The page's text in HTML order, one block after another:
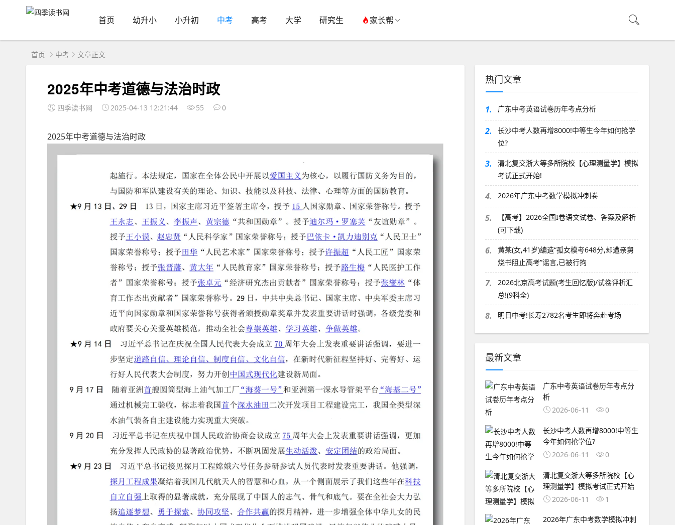
首页 幼升小 小升初 中考 高考 大学 研究生 家长帮
首页 中考 文章正文
2025年中考道德与法治时政
四季读书网 2025-04-13 12:21:44 55 0
2025年中考道德与法治时政
热门文章
1. 广东中考英语试卷历年考点分析
2.
长沙中考人数再增8000!中等生今年如何抢学
位?
3.
清北复交浙大等多所院校【心理测量学】模拟
考试正式开始!
4. 2026年广东中考数学模拟冲刺卷
5.
【高考】2026全国I卷语文试卷、答案及解析
(可下载)
6.
黄某(女,41岁)编造“孤女模考648分,却遭亲舅
烧书阻止高考”谣言,已被行拘
7.
2026北京高考试题(考生回忆版)/试卷评析汇
总!(9科全)
8. 明日中考!长寿2782名考生即将奔赴考场
最新文章
广东中考英语试卷历年考点分
析
2026-06-11
0
长沙中考人数再增8000!中等生
今年如何抢学位?
2026-06-11
0
清北复交浙大等多所院校【心
理测量学】模拟考试正式开始
2026-06-11
1
2026年广东中考数学模拟冲刺